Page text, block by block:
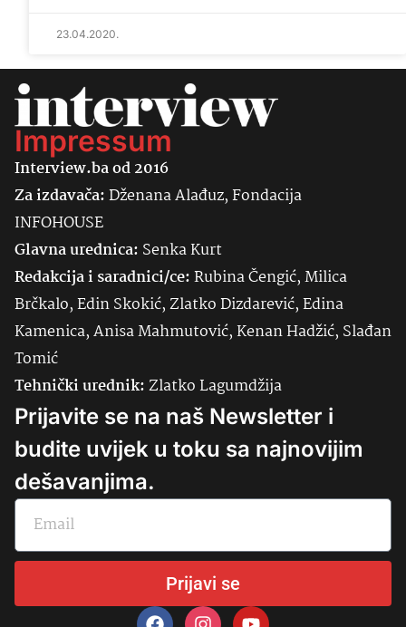
23.04.2020.
Impressum
Interview.ba od 2016
Za izdavača:Dženana Alađuz, Fondacija
INFOHOUSE
Glavna urednica: SenkaKurt
Redakcija i saradnici/ce:Rubina Čengić, Milica
Brčkalo, Edin Skokić, Zlatko Dizdarević, Edina
Kamenica, Anisa Mahmutović, Kenan Hadžić, Slađan
Tomić
Tehnički urednik:Zlatko Lagumdžija
Prijavite se na naš Newsletter i
budite uvijek u toku sa najnovijim
dešavanjima.
Prijavi se